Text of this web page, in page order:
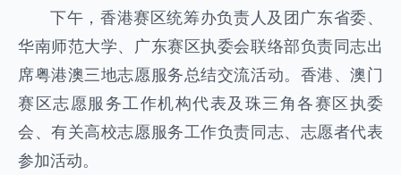
下午，香港赛区统筹办负责人及团广东省委、
华南师范大学、广东赛区执委会联络部负责同志出
席粤港澳三地志愿服务总结交流活动。香港、澳门
赛区志愿服务工作机构代表及珠三角各赛区执委
会、有关高校志愿服务工作负责同志、志愿者代表
参加活动。